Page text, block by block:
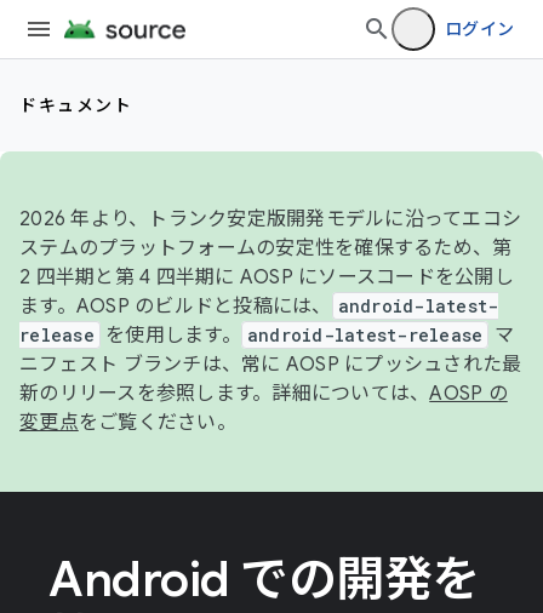
ログイン
ドキュメント
2026 年より、トランク安定版開発モデルに沿ってエコシ
ステムのプラットフォームの安定性を確保するため、第
2 四半期と第 4 四半期に AOSP にソースコードを公開し
ます。AOSP のビルドと投稿には、
android-latest-
release
を使用します。 android-latest-release
マ
ニフェスト ブランチは、常に AOSP にプッシュされた最
新のリリースを参照します。詳細については、AOSP の
変更点をご覧ください。
Android での開発を